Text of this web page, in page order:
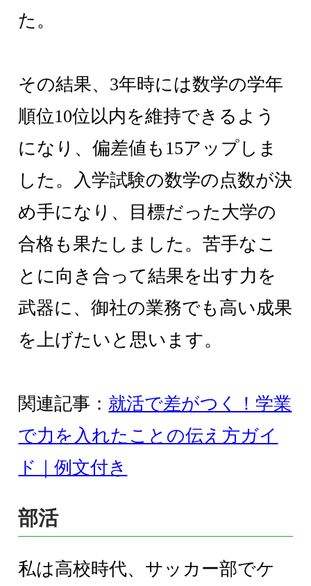
た。
その結果、3年時には数学の学年
順位10位以内を維持できるよう
になり、偏差値も15アップしま
した。入学試験の数学の点数が決
め手になり、目標だった大学の
合格も果たしました。苦手なこ
とに向き合って結果を出す力を
武器に、御社の業務でも高い成果
を上げたいと思います。
関連記事：就活で差がつく！学業
で力を入れたことの伝え方ガイ
ド｜例文付き
部活
私は高校時代、サッカー部でケ